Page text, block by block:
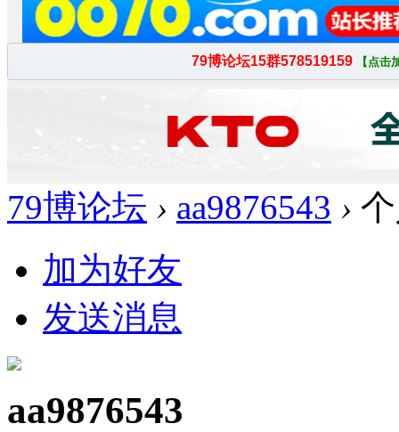
79博论坛 › aa9876543 ›
加为好友
发送消息
aa9876543